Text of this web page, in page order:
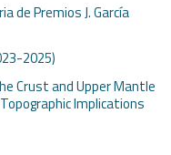
de Premios J. García
2025)
Crust and Upper Mantle
Implications